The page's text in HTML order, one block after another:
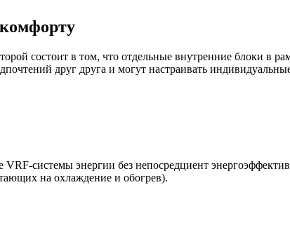
состоит в том, что отдельные внутренние блоки в
друг друга и могут настраивать
системы энергии без непосредциент
на охлаждение и обогрев).